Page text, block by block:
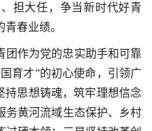
担大任，争当新时代好青
春业绩。
团作为党的忠实助手和可靠
育才”的初心使命，引领广
持思想铸魂，筑牢理想信念
务黄河流域生态保护、乡村